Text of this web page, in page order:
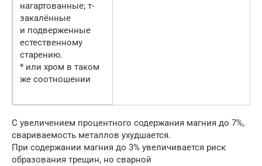
нагартованные; т-
закалённые
и подверженные
естественному
старению.
* или хром в таком
же соотношении
С увеличением процентного содержания магния до 7%,
свариваемость металлов ухудшается.
При содержании магния до 3% увеличивается риск
образования трещин, но сварной